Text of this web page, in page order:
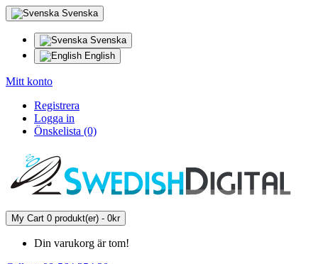
Svenska
Svenska
English
Mitt konto
Registrera
Logga in
Önskelista (0)
My Cart 0 produkt(er) - 0kr
Din varukorg är tom!